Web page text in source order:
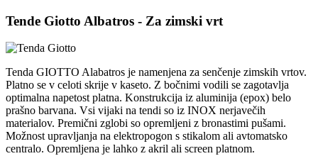
Tende Giotto Albatros - Za zimski vrt
Tenda GIOTTO Alabatros je namenjena za senčenje zimskih vrtov.
Platno se v celoti skrije v kaseto. Z bočnimi vodili se zagotavlja
optimalna napetost platna. Konstrukcija iz aluminija (epox) belo
prašno barvana. Vsi vijaki na tendi so iz INOX nerjavečih
materialov. Premični zglobi so opremljeni z bronastimi pušami.
Možnost upravljanja na elektropogon s stikalom ali avtomatsko
centralo. Opremljena je lahko z akril ali screen platnom.